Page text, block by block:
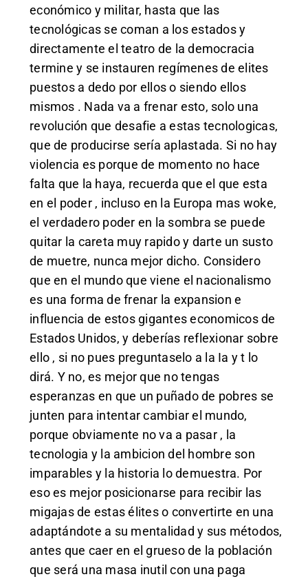
económico y militar, hasta que las
tecnológicas se coman a los estados y
directamente el teatro de la democracia
termine y se instauren regímenes de elites
puestos a dedo por ellos o siendo ellos
mismos . Nada va a frenar esto, solo una
revolución que desafie a estas tecnologicas,
que de producirse sería aplastada. Si no hay
violencia es porque de momento no hace
falta que la haya, recuerda que el que esta
en el poder , incluso en la Europa mas woke,
el verdadero poder en la sombra se puede
quitar la careta muy rapido y darte un susto
de muetre, nunca mejor dicho. Considero
que en el mundo que viene el nacionalismo
es una forma de frenar la expansion e
influencia de estos gigantes economicos de
Estados Unidos, y deberías reflexionar sobre
ello , si no pues preguntaselo a la Ia y t lo
dirá. Y no, es mejor que no tengas
esperanzas en que un puñado de pobres se
junten para intentar cambiar el mundo,
porque obviamente no va a pasar , la
tecnologia y la ambicion del hombre son
imparables y la historia lo demuestra. Por
eso es mejor posicionarse para recibir las
migajas de estas élites o convertirte en una
adaptándote a su mentalidad y sus métodos,
antes que caer en el grueso de la población
que será una masa inutil con una paga